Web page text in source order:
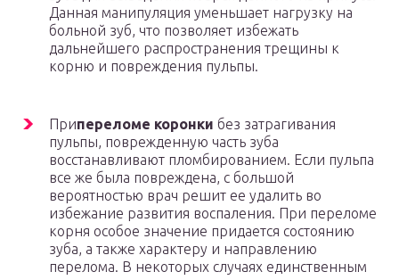
Данная манипуляция уменьшает нагрузку на
больной зуб, что позволяет избежать
дальнейшего распространения трещины к
корню и повреждения пульпы.
Припереломе коронки без затрагивания
пульпы, поврежденную часть зуба
восстанавливают пломбированием. Если пульпа
все же была повреждена, с большой
вероятностью врач решит ее удалить во
избежание развития воспаления. При переломе
корня особое значение придается состоянию
зуба, а также характеру и направлению
перелома. В некоторых случаях единственным